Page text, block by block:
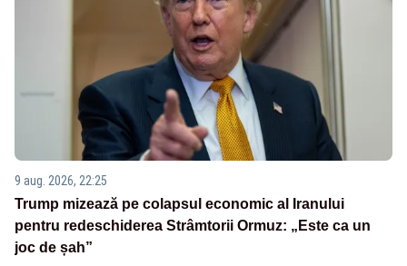
9 aug. 2026, 22:25
Trump mizează pe colapsul economic al Iranului
pentru redeschiderea Strâmtorii Ormuz: „Este ca un
joc de șah”